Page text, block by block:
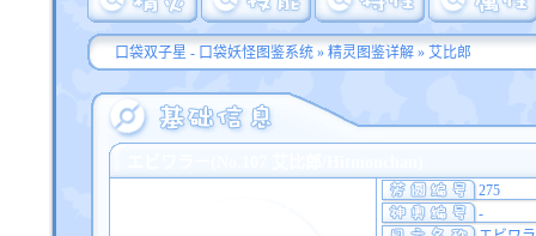
口袋双子星 - 口袋妖怪图鉴系统» 精灵图鉴详解» 艾比郎
275
-